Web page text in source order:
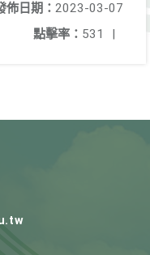
佈日期： 2023-03-07
點擊率： 531 |